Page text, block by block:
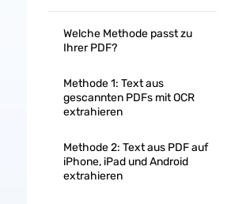
Welche Methode passt zu
Ihrer PDF?
Methode 1: Text aus
gescannten PDFs mit OCR
extrahieren
Methode 2: Text aus PDF auf
iPhone, iPad und Android
extrahieren